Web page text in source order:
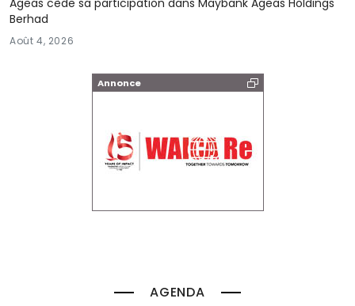
Annonce
AGENDA
Ageas cède sa participation dans Maybank Ageas Holdings
Berhad
Août 4, 2026